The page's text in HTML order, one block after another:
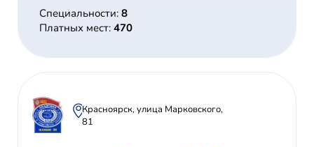
Специальности: 8
Платных мест: 470
Красноярск, улица Марковского,
81